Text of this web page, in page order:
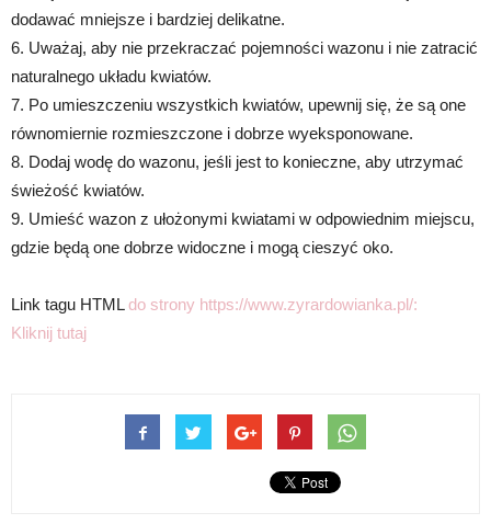
dodawać mniejsze i bardziej delikatne.
6. Uważaj, aby nie przekraczać pojemności wazonu i nie zatracić
naturalnego układu kwiatów.
7. Po umieszczeniu wszystkich kwiatów, upewnij się, że są one
równomiernie rozmieszczone i dobrze wyeksponowane.
8. Dodaj wodę do wazonu, jeśli jest to konieczne, aby utrzymać
świeżość kwiatów.
9. Umieść wazon z ułożonymi kwiatami w odpowiednim miejscu,
gdzie będą one dobrze widoczne i mogą cieszyć oko.
Link tagu HTMLdo strony https://www.zyrardowianka.pl/:
Kliknij tutaj